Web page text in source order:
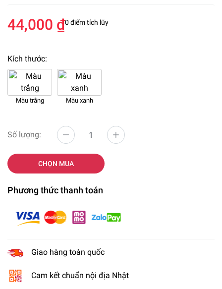
44,000 ₫0 điểm tích lũy
Kích thước:
Màu trắng Màu xanh
Số lượng:
CHỌN MUA
Phương thức thanh toán
Giao hàng toàn quốc
Cam kết chuẩn nội địa Nhật